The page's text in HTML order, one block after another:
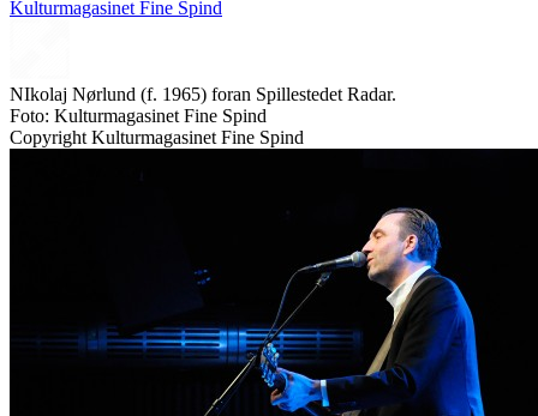
NIkolaj Nørlund (f. 1965) foran Spillestedet Radar.
Foto: Kulturmagasinet Fine Spind
Copyright Kulturmagasinet Fine Spind